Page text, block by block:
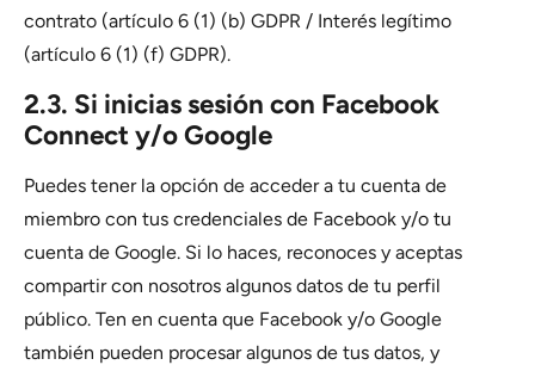
contrato (artículo 6 (1) (b) GDPR / Interés legítimo
(artículo 6 (1) (f) GDPR).
2.3. Si inicias sesión con Facebook
Connect y/o Google
Puedes tener la opción de acceder a tu cuenta de
miembro con tus credenciales de Facebook y/o tu
cuenta de Google. Si lo haces, reconoces y aceptas
compartir con nosotros algunos datos de tu perfil
público. Ten en cuenta que Facebook y/o Google
también pueden procesar algunos de tus datos, y